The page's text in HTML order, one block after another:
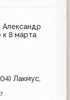
Александр
к 8 марта
Лакмус,